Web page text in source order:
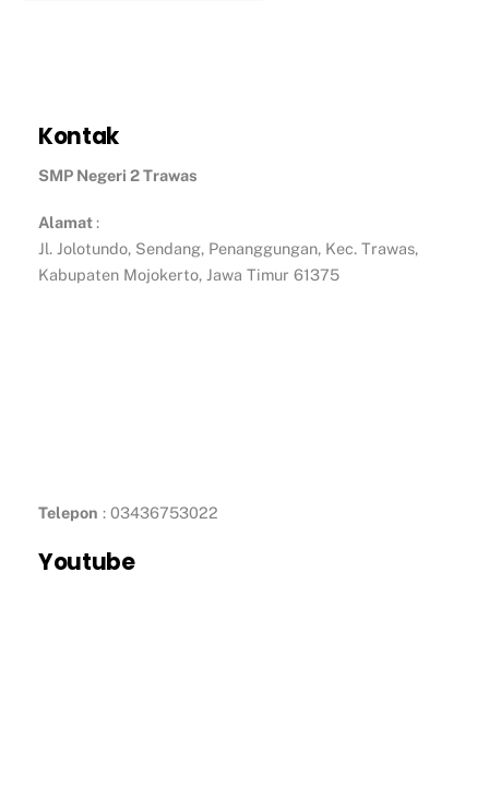
Kontak
SMP Negeri 2 Trawas
Alamat:
Jl. Jolotundo, Sendang, Penanggungan, Kec. Trawas,
Kabupaten Mojokerto, Jawa Timur 61375
Telepon : 03436753022
Youtube